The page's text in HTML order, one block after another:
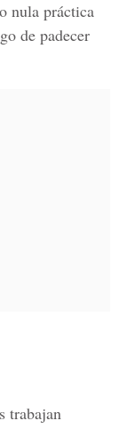
nula práctica
de padecer
trabajan